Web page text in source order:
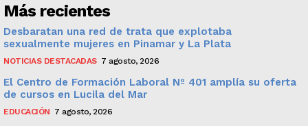
Más recientes
Desbaratan una red de trata que explotaba
sexualmente mujeres en Pinamar y La Plata
NOTICIAS DESTACADAS 7 agosto, 2026
El Centro de Formación Laboral Nº 401 amplía su oferta
de cursos en Lucila del Mar
EDUCACIÓN 7 agosto, 2026